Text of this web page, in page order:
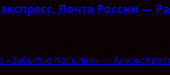
Почта России —
«Забытые посылки» —